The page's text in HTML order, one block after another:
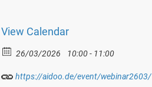
View Calendar
26/03/2026 10:00 - 11:00
https://aidoo.de/event/webinar2603/ ‎